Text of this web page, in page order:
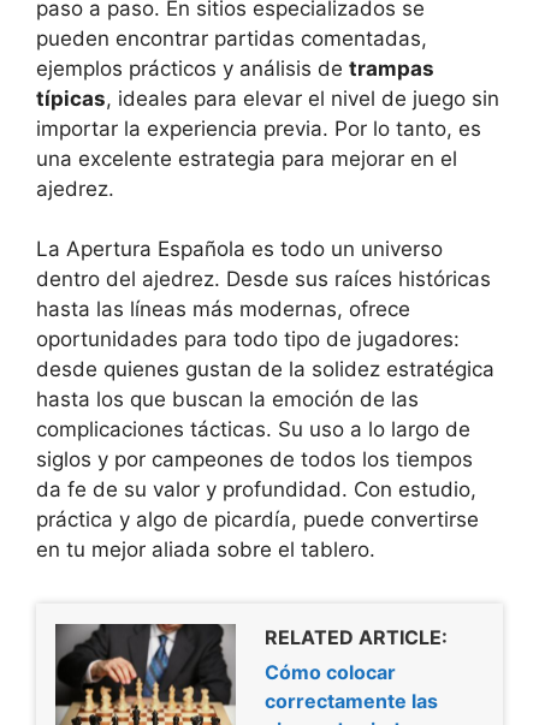
paso a paso. En sitios especializados se
pueden encontrar partidas comentadas,
ejemplos prácticos y análisis de trampas
típicas, ideales para elevar el nivel de juego sin
importar la experiencia previa. Por lo tanto, es
una excelente estrategia para mejorar en el
ajedrez.
La Apertura Española es todo un universo
dentro del ajedrez. Desde sus raíces históricas
hasta las líneas más modernas, ofrece
oportunidades para todo tipo de jugadores:
desde quienes gustan de la solidez estratégica
hasta los que buscan la emoción de las
complicaciones tácticas. Su uso a lo largo de
siglos y por campeones de todos los tiempos
da fe de su valor y profundidad. Con estudio,
práctica y algo de picardía, puede convertirse
en tu mejor aliada sobre el tablero.
RELATED ARTICLE:
Cómo colocar
correctamente las